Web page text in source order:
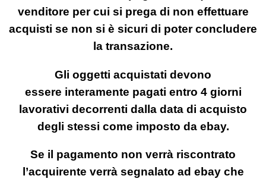
venditore per cui si prega di non effettuare
acquisti se non si è sicuri di poter concludere
la transazione.
Gli oggetti acquistati devono
essere interamente pagati entro 4 giorni
lavorativi decorrenti dalla data di acquisto
degli stessi come imposto da ebay.
Se il pagamento non verrà riscontrato
l’acquirente verrà segnalato ad ebay che